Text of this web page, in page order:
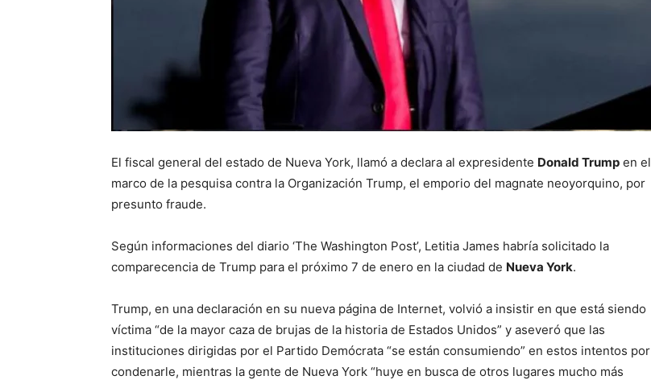
El fiscal general del estado de Nueva York, llamó a declara al expresidente Donald Trump en el
marco de la pesquisa contra la Organización Trump, el emporio del magnate neoyorquino, por
presunto fraude.
Según informaciones del diario ‘The Washington Post’, Letitia James habría solicitado la
comparecencia de Trump para el próximo 7 de enero en la ciudad de Nueva York.
Trump, en una declaración en su nueva página de Internet, volvió a insistir en que está siendo
víctima “de la mayor caza de brujas de la historia de Estados Unidos” y aseveró que las
instituciones dirigidas por el Partido Demócrata “se están consumiendo” en estos intentos por
condenarle, mientras la gente de Nueva York “huye en busca de otros lugares mucho más